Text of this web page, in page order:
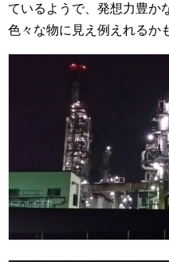
ているようで、発想力豊か
色々な物に見え例えれるか